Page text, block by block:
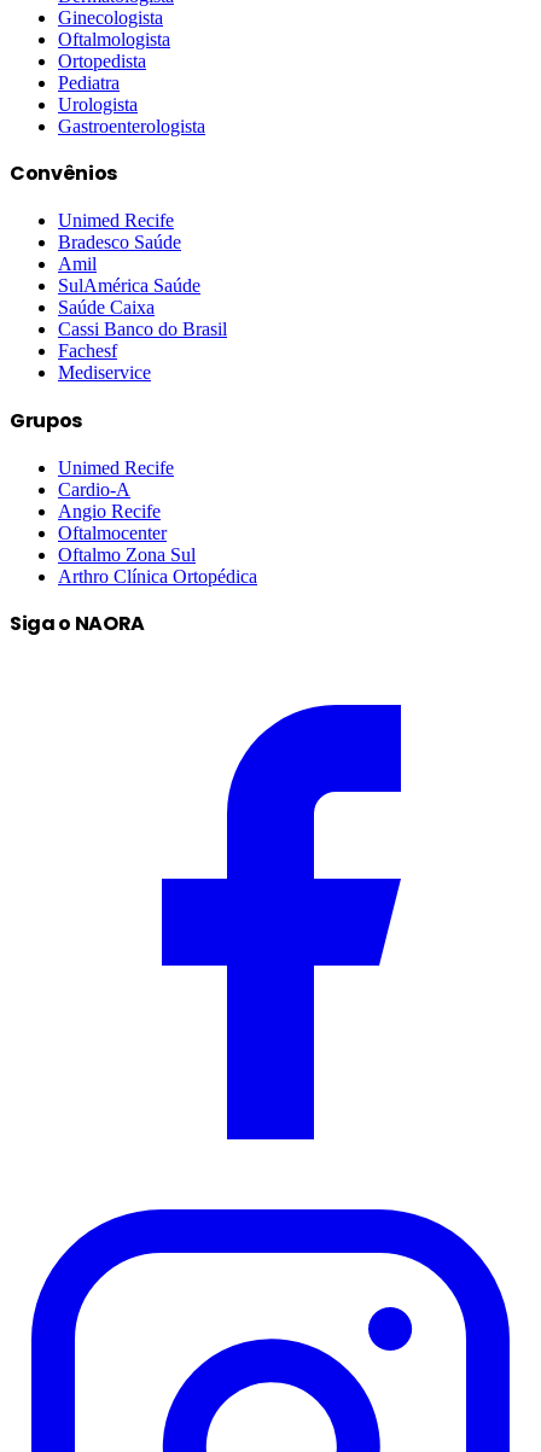
Ginecologista
Oftalmologista
Ortopedista
Pediatra
Urologista
Gastroenterologista
Convênios
Unimed Recife
Bradesco Saúde
Amil
SulAmérica Saúde
Saúde Caixa
Cassi Banco do Brasil
Fachesf
Mediservice
Grupos
Unimed Recife
Cardio-A
Angio Recife
Oftalmocenter
Oftalmo Zona Sul
Arthro Clínica Ortopédica
Siga o NAORA